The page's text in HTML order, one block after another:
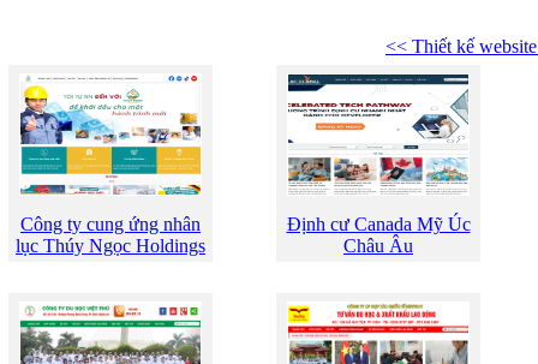
<< Thiết kế
Công ty cung ứng nhân
lục Thúy Ngọc Holdings
Định cư Canada Mỹ Úc
Châu Âu